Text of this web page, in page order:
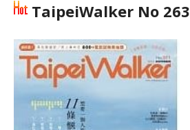
TaipeiWalker No 263